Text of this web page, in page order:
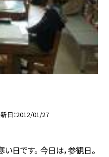
日 2012/01/27
い日です。 今日は，参観日。